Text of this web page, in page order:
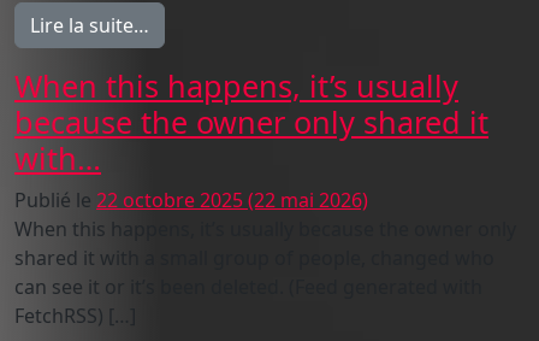
Lire la suite…
When this happens, it’s usually
because the owner only shared it
with…
Publié le 22 octobre 2025(22 mai 2026)
When this happens, it’s usually because the owner only
shared it with a small group of people, changed who
can see it or it’s been deleted. (Feed generated with
FetchRSS) […]